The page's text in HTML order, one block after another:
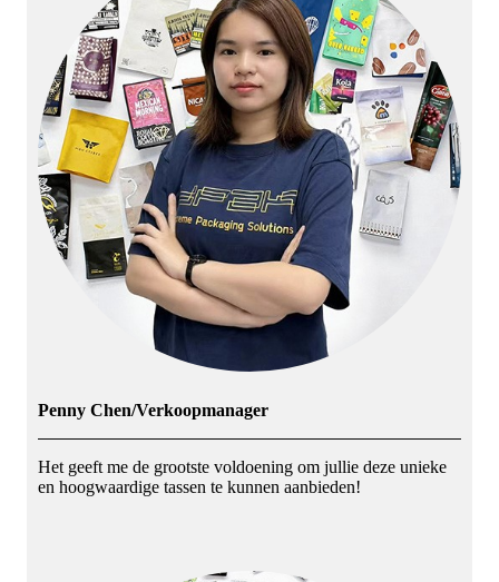
Penny Chen/Verkoopmanager
Het geeft me de grootste voldoening om jullie deze unieke
en hoogwaardige tassen te kunnen aanbieden!